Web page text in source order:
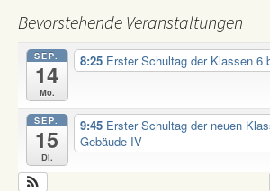
Bevorstehende Veranstaltungen
SEP.
14
Mo.
8:25 Erster Schultag der Klassen 6
SEP.
15
Di.
9:45 Erster Schultag der neuen
Gebäude IV